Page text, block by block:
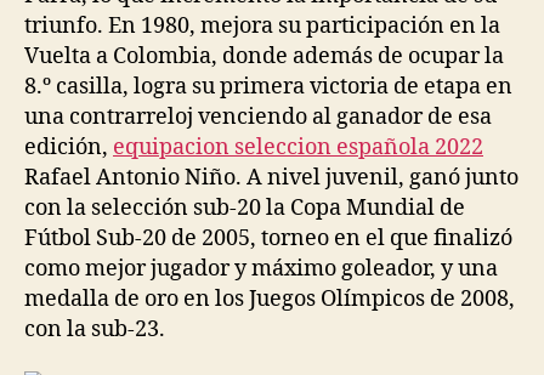
triunfo. En 1980, mejora su participación en la
Vuelta a Colombia, donde además de ocupar la
8.º casilla, logra su primera victoria de etapa en
una contrarreloj venciendo al ganador de esa
edición, equipacion seleccion española 2022
Rafael Antonio Niño. A nivel juvenil, ganó junto
con la selección sub-20 la Copa Mundial de
Fútbol Sub-20 de 2005, torneo en el que finalizó
como mejor jugador y máximo goleador, y una
medalla de oro en los Juegos Olímpicos de 2008,
con la sub-23.